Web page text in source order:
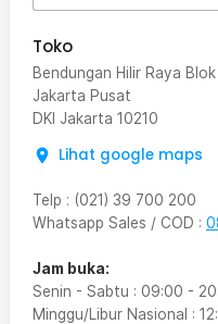
Toko
Bendungan Hilir Raya Blok
Jakarta Pusat
DKI Jakarta 10210
Lihat google maps
Telp : (021) 39 700 200
Whatsapp Sales / COD :
Jam buka:
Senin - Sabtu : 09:00 -
Minggu/Libur Nasional :